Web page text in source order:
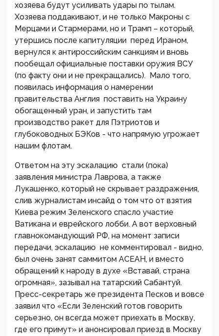
хозяева будут усиливать удары по тылам.
Хозяева поддакивают, и не только Макроны с
Мерцами и Стармерами, но и Трамп – который,
утершись после капитуляции перед Ираном,
вернулся к антироссийским санкциям и вновь
пообещал официальные поставки оружия ВСУ
(по факту они и не прекращались). Мало того,
появилась информация о намерении
правительства Англия поставить на Украину
обогащенный уран, и запустить там
производство ракет для Пэтриотов и
глубоководных БЭКов - что напрямую угрожает
нашим флотам.
Ответом на эту эскалацию стали (пока)
заявления министра Лаврова, а также
Лукашенко, который не скрывает раздражения,
слив журналистам инсайд о том что от взятия
Киева режим Зеленского спасло участие
Ватикана и еврейского лобби. А вот верховный
главнокомандующий РФ, на момент записи
передачи, эскалацию не комментировал - видно,
был очень занят саммитом АСЕАН, и вместо
обращений к народу в духе «Вставай, страна
огромная», зазывал на татарский Сабантуй.
Пресс-секретарь же президента Песков и вовсе
заявил что «Если Зеленский готов говорить
серьезно, он всегда может приехать в Москву,
где его примут» и анонсировал приезд в Москву